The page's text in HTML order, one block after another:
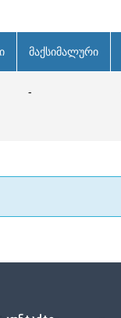
მაქსიმალური
-